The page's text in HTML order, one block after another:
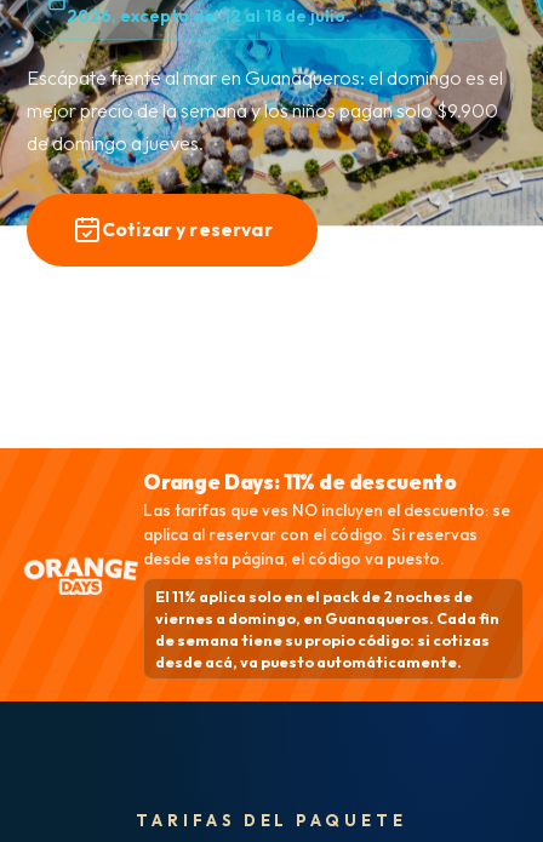
2026, excepto del 12 al 18 de julio.
Escápate frente al mar en Guanaqueros: el domingo es el
mejor precio de la semana y los niños pagan solo $9.900
de domingo a jueves.
Cotizar y reservar
Orange Days: 11% de descuento
Las tarifas que ves NO incluyen el descuento: se
aplica al reservar con el código. Si reservas
desde esta página, el código va puesto.
El 11% aplica solo en el pack de 2 noches de
viernes a domingo, en Guanaqueros. Cada fin
de semana tiene su propio código: si cotizas
desde acá, va puesto automáticamente.
TARIFAS DEL PAQUETE